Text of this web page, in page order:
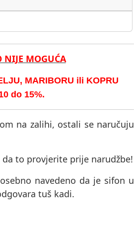
NIJE MOGUĆA
MARIBORU ili KOPRU
do 15%.
na zalihi, ostali se naručuju
to provjerite prije narudžbe!
navedeno da je sifon u
tuš kadi.